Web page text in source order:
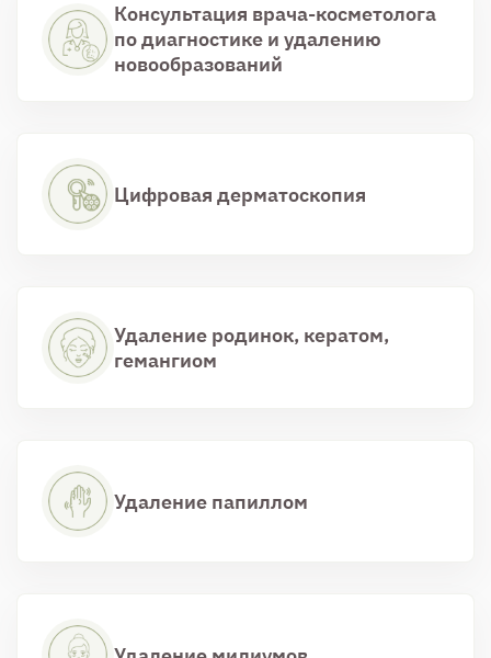
Консультация врача-косметолога
по диагностике и удалению
новообразований
Цифровая дерматоскопия
Удаление родинок, кератом,
гемангиом
Удаление папиллом